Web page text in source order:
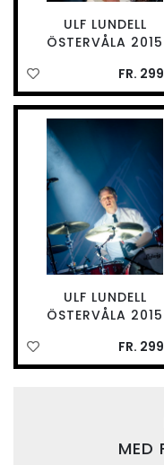
ULF LUNDELL
ÖSTERVÅLA 2015
FR.
ULF LUNDELL
ÖSTERVÅLA 2015
FR.
MED